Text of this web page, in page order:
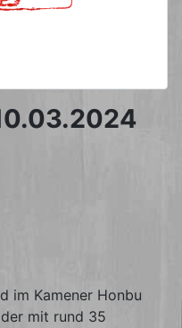
im Kamener Honbu
mit rund 35